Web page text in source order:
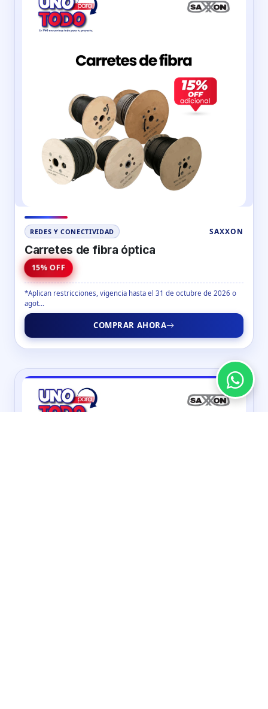
REDES Y CONECTIVIDAD SAXXON
Carretes de fibra óptica
15% OFF
*Aplican restricciones, vigencia hasta el 31 de octubre de 2026 o
agot...
COMPRAR AHORA